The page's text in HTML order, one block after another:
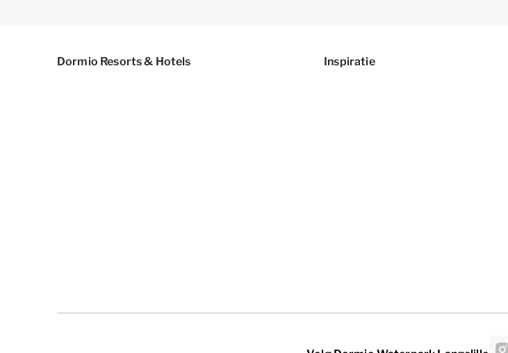
Dormio Resorts & Hotels Inspiratie